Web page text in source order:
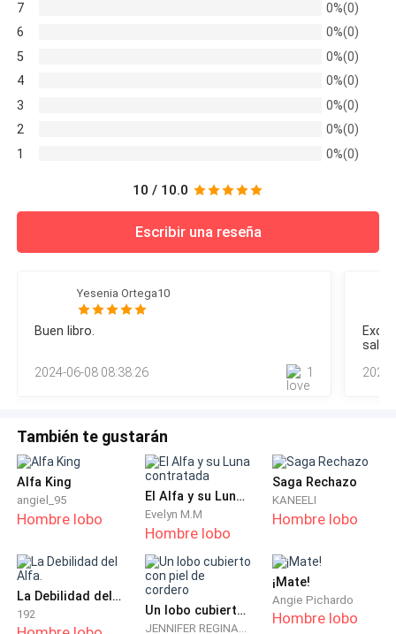
amanecer, pero antes hablaré con todos para planificar
nuestro ataque. —Sí señora. Dice mientras se retira. Miro
por la ventana y suspiro. —Pronto iré por tí amor. Susurro y
acaricio mi vientre qué está empezando a crecer un poco.
LUCÍAN
7
0%(0)
6
0%(0)
5
0%(0)
4
0%(0)
3
0%(0)
2
0%(0)
1
0%(0)
10 / 10.0
Escribir una reseña
Yesenia Ortega10
Buen libro.
2024-06-08 08:38:26 1
También te gustarán
Alfa King
angiel_95
Hombre lobo
El Alfa y su Luna contratada
Evelyn M.M
Hombre lobo
Saga Rechazo
KANEELI
Hombre lobo
La Debilidad del Alfa.
192 Un lobo cubierto con piel de cordero
JENNIFER REGINALD
¡Mate!
Angie Pichardo
Hombre lobo